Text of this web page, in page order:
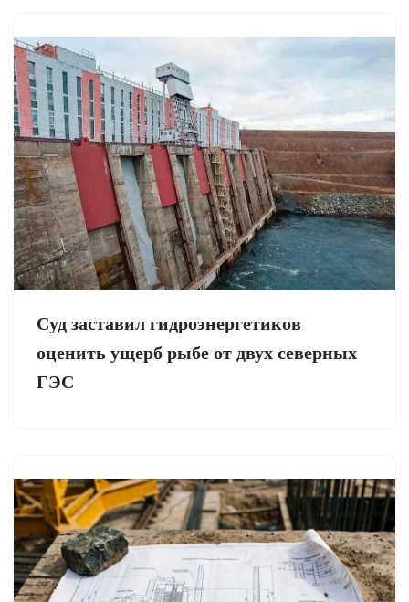
Суд заставил гидроэнергетиков
оценить ущерб рыбе от двух северных
ГЭС